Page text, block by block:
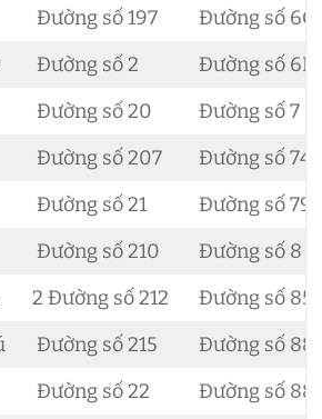
Đường số 197
Đường số 6C
Đường số 2
Đường số 6D
Đường số 20
Đường số 7
Đường số 207
Đường số 74
Đường số 21
Đường số 79
Đường số 210
Đường số 8
2 Đường số 212
Đường số 85
Đường số 215
Đường số
Đường số 22
Đường số